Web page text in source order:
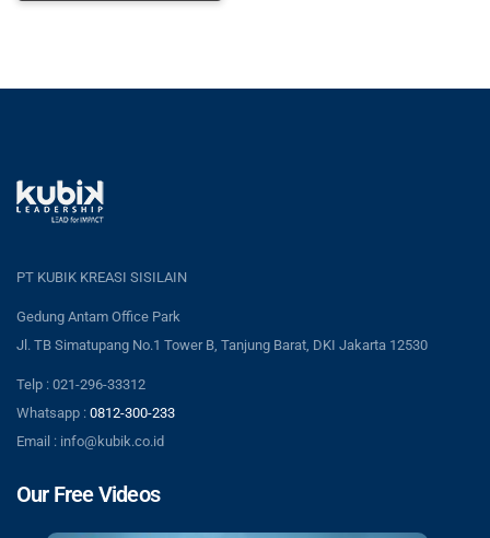
PT KUBIK KREASI SISILAIN
Gedung Antam Office Park
Jl. TB Simatupang No.1 Tower B, Tanjung Barat, DKI Jakarta 12530
Telp : 021-296-33312
Whatsapp : 0812-300-233
Email : info@kubik.co.id
Our Free Videos